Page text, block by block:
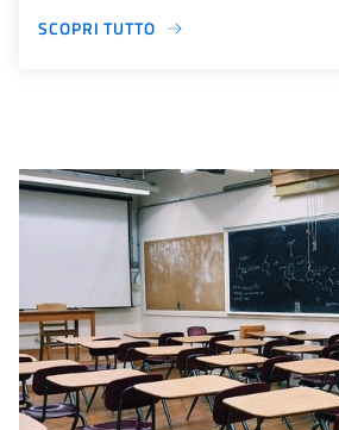
SCOPRI TUTTO